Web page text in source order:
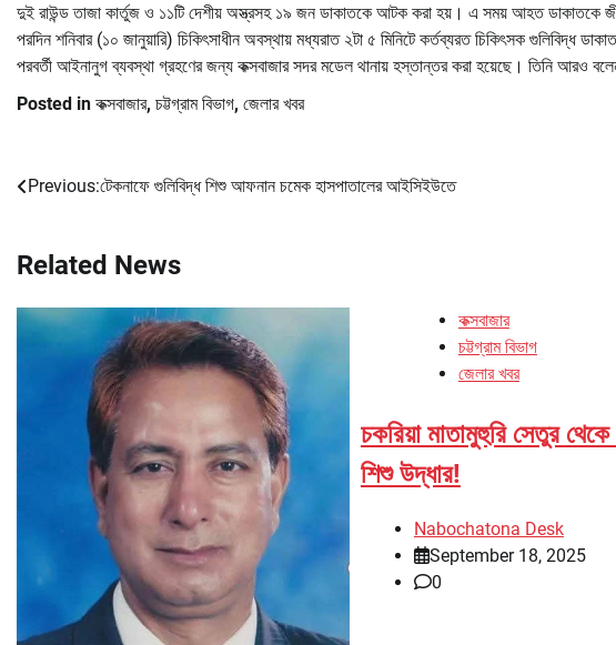
দুই রাউন্ড তাজা কার্তুজ ও ১১টি দেশীয় অস্ত্রসহ ১৯ জন ডাকাতকে আটক করা হয়। এ সময় আহত ডাকাতকে
পরদিন শনিবার (১০ জানুয়ারি) চিকিৎসাধীন অবস্থায় মধ্যরাত ২টা ৫ মিনিটে কর্তব্যরত চিকিৎসক
পরবর্তী আইনানুগ ব্যবস্থা গ্রহণের জন্য কক্সবাজার সদর মডেল থানায় হস্তান্তর করা হয়েছে। তিনি আরও
Posted in কক্সবাজার, চট্টগ্রাম বিভাগ, জেলার খবর
Post
Previous:টেকনাফে গুলিবিদ্ধ শিশু আফনান চমেক হাসপাতালের আইসিইউতে
Related News
কক্সবাজার
চট্টগ্রাম বিভাগ
জেলার খবর
চকরিয়া মাতামুহুরি সেতুর
শিশু উদ্ধার!
Nabochatona Desk
September 18, 2025
0